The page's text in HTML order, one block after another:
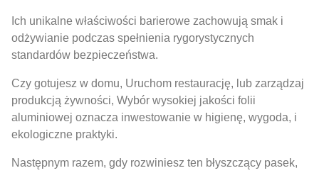
Ich unikalne właściwości barierowe zachowują smak i
odżywianie podczas spełnienia rygorystycznych
standardów bezpieczeństwa.
Czy gotujesz w domu, Uruchom restaurację, lub zarządzaj
produkcją żywności, Wybór wysokiej jakości folii
aluminiowej oznacza inwestowanie w higienę, wygoda, i
ekologiczne praktyki.
Następnym razem, gdy rozwiniesz ten błyszczący pasek,